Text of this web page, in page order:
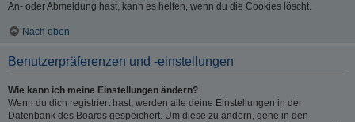
An- oder Abmeldung hast, kann es helfen, wenn du die Cookies löscht.
Nach oben
Benutzerpräferenzen und -einstellungen
Wie kann ich meine Einstellungen ändern?
Wenn du dich registriert hast, werden alle deine Einstellungen in der
Datenbank des Boards gespeichert. Um diese zu ändern, gehe in den